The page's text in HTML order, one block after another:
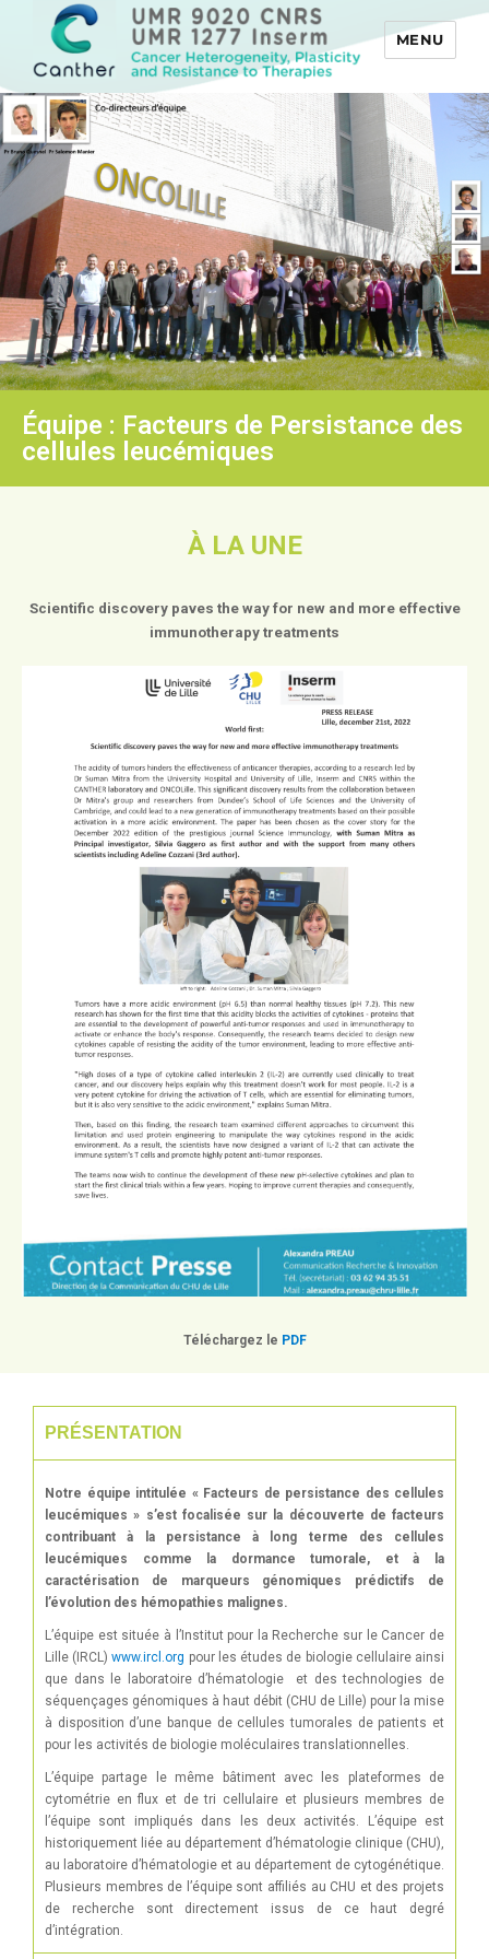
Canther
MENU
Équipe : Facteurs de Persistance des
cellules leucémiques
À LA UNE
Scientific discovery paves the way for new and more effective
immunotherapy treatments
Téléchargez le PDF
PRÉSENTATION
Notre équipe intitulée « Facteurs de persistance des cellules
leucémiques » s’est focalisée sur la découverte de facteurs
contribuant à la persistance à long terme des cellules
leucémiques comme la dormance tumorale, et à la
caractérisation de marqueurs génomiques prédictifs de
l’évolution des hémopathies malignes.
L’équipe est située à l’Institut pour la Recherche sur le Cancer de
Lille (IRCL)www.ircl.org pour les études de biologie cellulaire ainsi
que dans le laboratoire d’hématologie et des technologies de
séquençages génomiques à haut débit (CHU de Lille) pour la mise
à disposition d’une banque de cellules tumorales de patients et
pour les activités de biologie moléculaires translationnelles.
L’équipe partage le même bâtiment avec les plateformes de
cytométrie en flux et de tri cellulaire et plusieurs membres de
l’équipe sont impliqués dans les deux activités. L’équipe est
historiquement liée au département d’hématologie clinique (CHU),
au laboratoire d’hématologie et au département de cytogénétique.
Plusieurs membres de l’équipe sont affiliés au CHU et des projets
de recherche sont directement issus de ce haut degré
d’intégration.